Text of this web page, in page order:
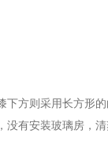
下方则采用长方形
有安装玻璃房，